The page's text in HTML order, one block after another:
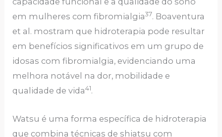
em mulheres com fibromialgia37. Boaventura
et al. mostram que hidroterapia pode resultar
em benefícios significativos em um grupo de
idosas com fibromialgia, evidenciando uma
melhora notável na dor, mobilidade e
qualidade de vida41.
Watsu é uma forma específica de hidroterapia
que combina técnicas de shiatsu com